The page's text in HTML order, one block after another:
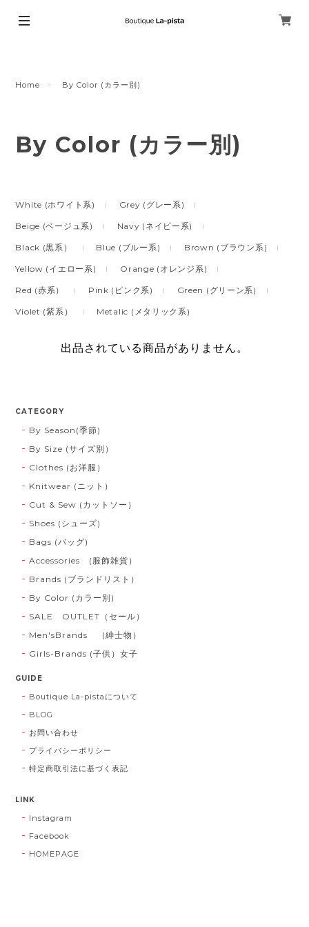
Home By Color (カラー別)
By Color (カラー別)
White (ホワイト系) Grey (グレー系)
Beige (ベージュ系) Navy (ネイビー系)
Black (黒系） Blue (ブルー系) Brown (ブラウン系)
Yellow (イエロー系) Orange (オレンジ系)
Red (赤系） Pink (ピンク系) Green (グリーン系)
Violet (紫系） Metalic (メタリック系)
出品されている商品がありません。
CATEGORY
By Season(季節)
By Size (サイズ別）
Clothes (お洋服）
Knitwear (ニット）
Cut & Sew (カットソー）
Shoes (シューズ)
Bags (バッグ)
Accessories (服飾雑貨）
Brands (ブランドリスト）
By Color (カラー別)
SALE OUTLET（セール）
Men'sBrands (紳士物）
Girls-Brands (子供）女子
GUIDE
Boutique La-pistaについて
BLOG
お問い合わせ
プライバシーポリシー
特定商取引法に基づく表記
LINK
Instagram
Facebook
HOMEPAGE